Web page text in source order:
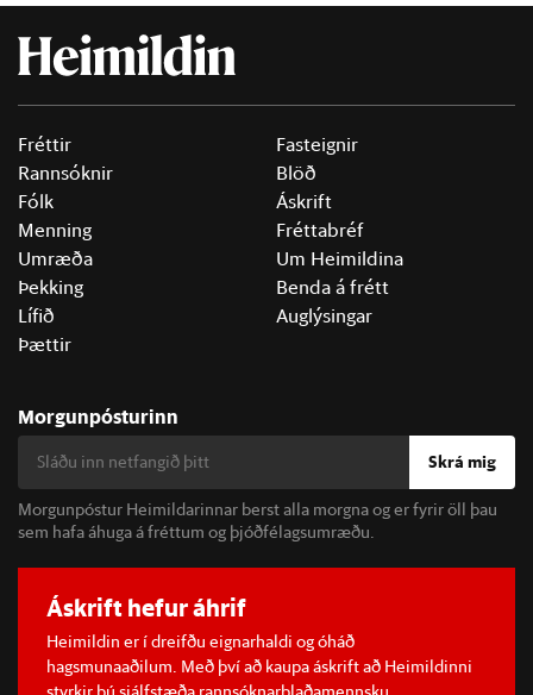
Fréttir
Rannsóknir
Fólk
Menning
Umræða
Þekking
Lífið
Þættir
Fasteignir
Blöð
Áskrift
Fréttabréf
Um Heimildina
Benda á frétt
Auglýsingar
Morgunpósturinn
Skrá mig
Morgunpóstur Heimildarinnar berst alla morgna og er fyrir öll þau
sem hafa áhuga á fréttum og þjóðfélagsumræðu.
Áskrift hefur áhrif
Heimildin er í dreifðu eignarhaldi og óháð
hagsmunaaðilum. Með því að kaupa áskrift að Heimildinni